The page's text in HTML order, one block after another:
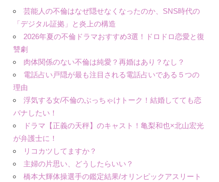
芸能人の不倫はなぜ隠せなくなったのか、SNS時代の
「デジタル証拠」と炎上の構造
2026年夏の不倫ドラマおすすめ3選！ドロドロ恋愛と復
讐劇
肉体関係のない不倫は純愛？再婚はあり？なし？
電話占い戸隠が最も注目される電話占いである５つの
理由
浮気する女/不倫のぶっちゃけトーク！結婚してても恋
バナしたい！
ドラマ【正義の天秤】のキャスト！亀梨和也×北山宏光
が弁護士に！
リコカツしてますか？
主婦の片思い、どうしたらいい？
橋本大輝体操選手の鑑定結果/オリンピックアスリート